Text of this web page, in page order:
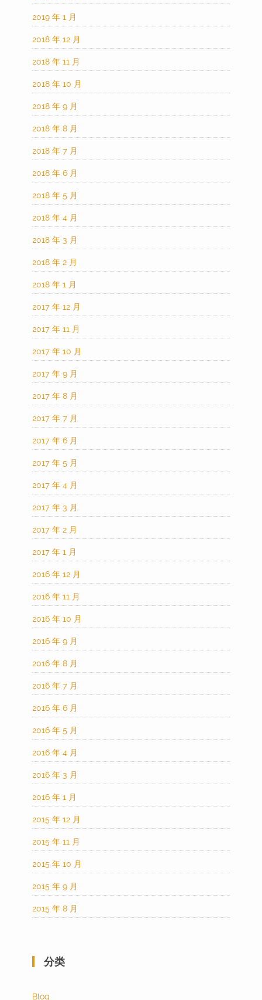
2019 年 1 月
2018 年 12 月
2018 年 11 月
2018 年 10 月
2018 年 9 月
2018 年 8 月
2018 年 7 月
2018 年 6 月
2018 年 5 月
2018 年 4 月
2018 年 3 月
2018 年 2 月
2018 年 1 月
2017 年 12 月
2017 年 11 月
2017 年 10 月
2017 年 9 月
2017 年 8 月
2017 年 7 月
2017 年 6 月
2017 年 5 月
2017 年 4 月
2017 年 3 月
2017 年 2 月
2017 年 1 月
2016 年 12 月
2016 年 11 月
2016 年 10 月
2016 年 9 月
2016 年 8 月
2016 年 7 月
2016 年 6 月
2016 年 5 月
2016 年 4 月
2016 年 3 月
2016 年 1 月
2015 年 12 月
2015 年 11 月
2015 年 10 月
2015 年 9 月
2015 年 8 月
分类
Blog